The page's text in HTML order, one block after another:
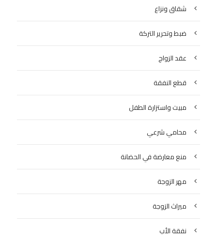
شقاق ونزاع
ضبط وتحرير التركة
عقد الزواج
قطع النفقة
مبيت واستزارة الطفل
محامي شرعي
منع معارضة في الحضانة
مهر الزوجة
ميراث الزوجة
نفقة الأب